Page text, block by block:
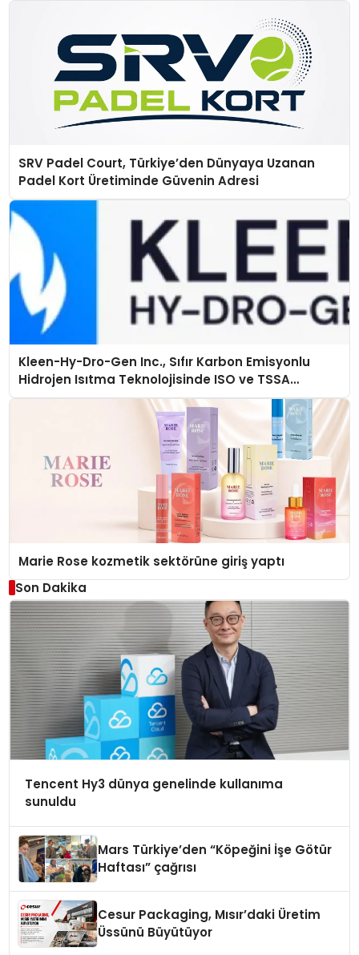
SRV Padel Court, Türkiye’den Dünyaya Uzanan
Padel Kort Üretiminde Güvenin Adresi
Kleen-Hy-Dro-Gen Inc., Sıfır Karbon Emisyonlu
Hidrojen Isıtma Teknolojisinde ISO ve TSSA
Düzenleyici Onaylarını Aldı
Marie Rose kozmetik sektörüne giriş yaptı
Son Dakika
Tencent Hy3 dünya genelinde kullanıma
sunuldu
Mars Türkiye’den “Köpeğini İşe Götür
Haftası” çağrısı
Cesur Packaging, Mısır’daki Üretim
Üssünü Büyütüyor